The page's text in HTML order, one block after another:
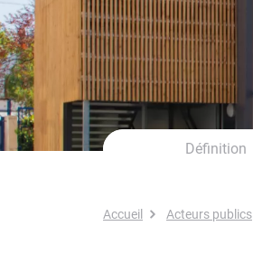
Définition
Fil d'Ariane
Accueil Acteurs publics